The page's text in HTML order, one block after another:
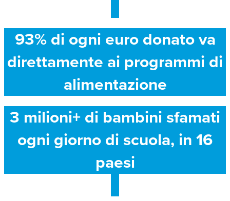
93% di ogni euro donato va
direttamente ai programmi di
alimentazione
3 milioni+ di bambini sfamati
ogni giorno di scuola, in 16
paesi